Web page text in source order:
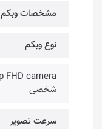
مشخصات وبکم
نوع وبکم
شخصی
سرعت تصویر